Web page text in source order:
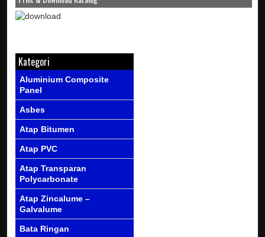
Kategori
Aluminium Composite
Panel
Asbes
Atap Bitumen
Atap PVC
Atap Transparan
Polycarbonate
Atap Zincalume –
Galvalume
Bata Ringan